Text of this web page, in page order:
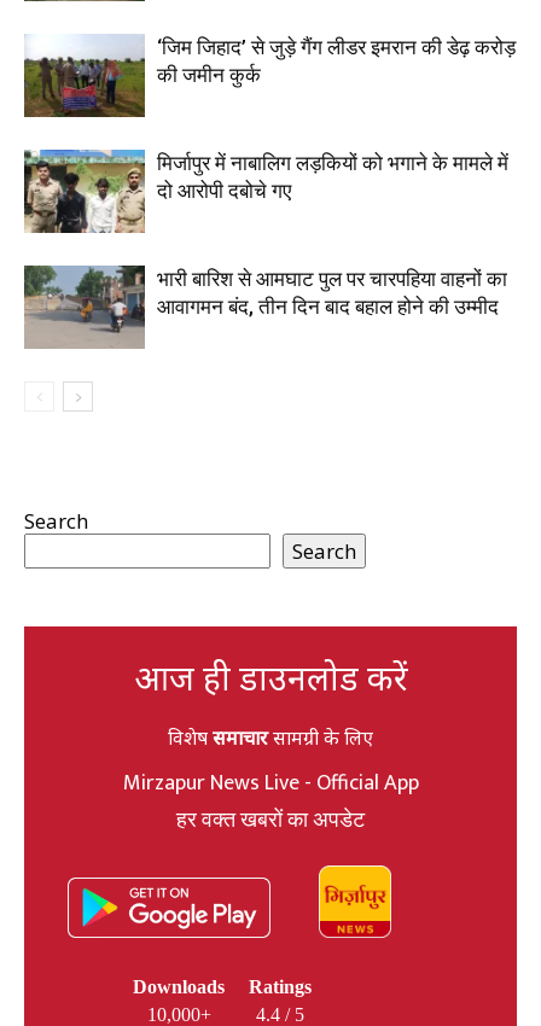
‘जिम जिहाद’ से जुड़े गैंग लीडर इमरान की डेढ़ करोड़
की जमीन कुर्क
मिर्जापुर में नाबालिग लड़कियों को भगाने के मामले में
दो आरोपी दबोचे गए
भारी बारिश से आमघाट पुल पर चारपहिया वाहनों का
आवागमन बंद, तीन दिन बाद बहाल होने की उम्मीद
Search
Search
आज ही डाउनलोड करें
विशेषसमाचारसामग्री के लिए
Mirzapur News Live - Official App
हर वक्त खबरों का अपडेट
Downloads
10,000+
Ratings
4.4 / 5